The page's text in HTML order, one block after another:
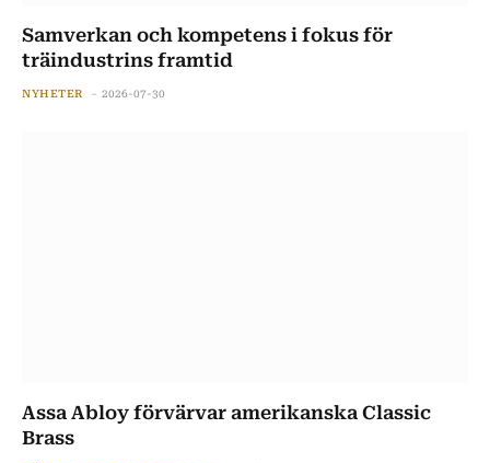
Samverkan och kompetens i fokus för
träindustrins framtid
NYHETER 2026-07-30
Assa Abloy förvärvar amerikanska Classic
Brass